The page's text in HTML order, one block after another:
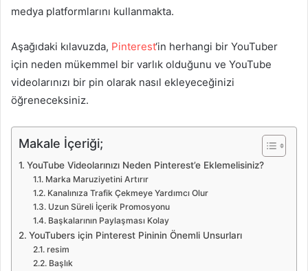
medya platformlarını kullanmakta.
Aşağıdaki kılavuzda, Pinterest‘in herhangi bir YouTuber
için neden mükemmel bir varlık olduğunu ve YouTube
videolarınızı bir pin olarak nasıl ekleyeceğinizi
öğreneceksiniz.
Makale İçeriği;
YouTube Videolarınızı Neden Pinterest’e Eklemelisiniz?
Marka Maruziyetini Artırır
Kanalınıza Trafik Çekmeye Yardımcı Olur
Uzun Süreli İçerik Promosyonu
Başkalarının Paylaşması Kolay
YouTubers için Pinterest Pininin Önemli Unsurları
resim
Başlık